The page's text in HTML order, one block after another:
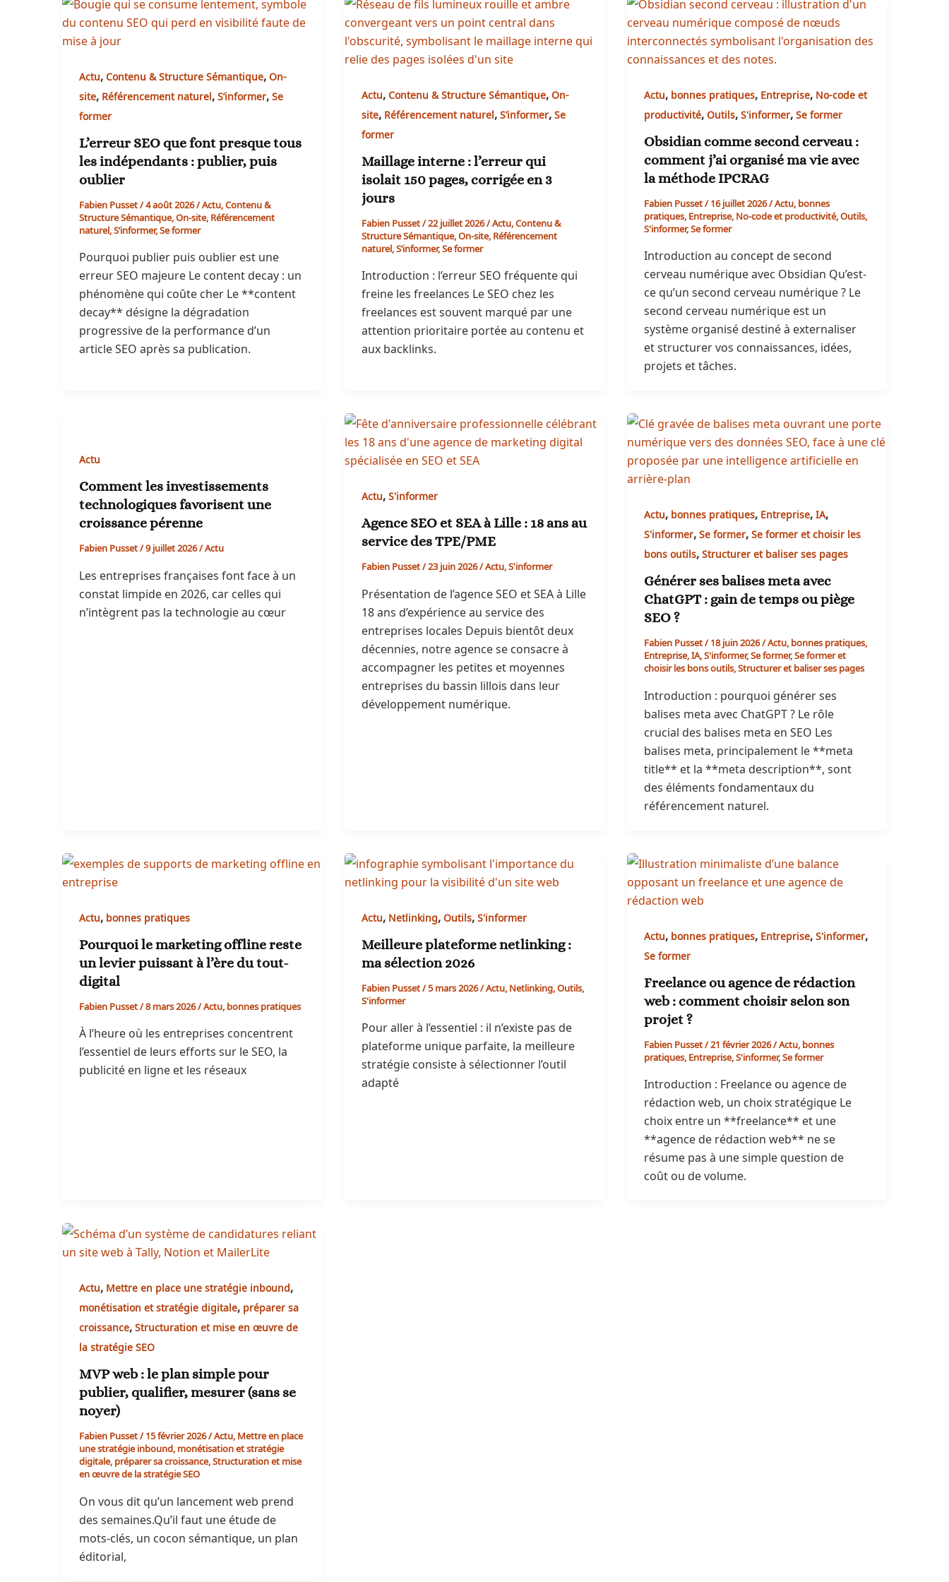
Actu,Contenu & Structure Sémantique,On-
site, Référencement naturel,S’informer,Se
former
L’erreur SEO que font presque tous
les indépendants : publier, puis
oublier
Fabien Pusset/4 août 2026/Actu,Contenu &
Structure Sémantique,On-site,Référencement
naturel,S’informer,Se former
Pourquoi publier puis oublier est une
erreur SEO majeure Le content decay : un
phénomène qui coûte cher Le **content
decay** désigne la dégradation
progressive de la performance d’un
article SEO après sa publication.
Actu,Contenu & Structure Sémantique,On-
site, Référencement naturel,S’informer,Se
former
Maillage interne : l’erreur qui
isolait 150 pages, corrigée en 3
jours
Fabien Pusset/22 juillet 2026/Actu,Contenu &
Structure Sémantique,On-site,Référencement
naturel,S’informer,Se former
Introduction : l’erreur SEO fréquente qui
freine les freelances Le SEO chez les
freelances est souvent marqué par une
attention prioritaire portée au contenu et
aux backlinks.
Actu, bonnes pratiques, Entreprise, No-code et
productivité,Outils,S'informer,Se former
Obsidian comme second cerveau :
comment j’ai organisé ma vie avec
la méthode IPCRAG
Fabien Pusset/16 juillet 2026/Actu,bonnes
pratiques,Entreprise,No-code et productivité,Outils,
S'informer,Se former
Introduction au concept de second
cerveau numérique avec Obsidian Qu’est-
ce qu’un second cerveau numérique ? Le
second cerveau numérique est un
système organisé destiné à externaliser
et structurer vos connaissances, idées,
projets et tâches.
Actu
Comment les investissements
technologiques favorisent une
croissance pérenne
Fabien Pusset/9 juillet 2026/Actu
Les entreprises françaises font face à un
constat limpide en 2026, car celles qui
n’intègrent pas la technologie au cœur
Actu,S'informer
Agence SEO et SEA à Lille : 18 ans au
service des TPE/PME
Fabien Pusset/23 juin 2026/Actu,S'informer
Présentation de l’agence SEO et SEA à Lille
18 ans d’expérience au service des
entreprises locales Depuis bientôt deux
décennies, notre agence se consacre à
accompagner les petites et moyennes
entreprises du bassin lillois dans leur
développement numérique.
Actu, bonnes pratiques, Entreprise,IA,
S'informer,Se former,Se former et choisir les
bons outils,Structurer et baliser ses pages
Générer ses balises meta avec
ChatGPT : gain de temps ou piège
SEO ?
Fabien Pusset/18 juin 2026/Actu,bonnes pratiques,
Entreprise,IA,S'informer,Se former,Se former et
choisir les bons outils,Structurer et baliser ses pages
Introduction : pourquoi générer ses
balises meta avec ChatGPT ? Le rôle
crucial des balises meta en SEO Les
balises meta, principalement le **meta
title** et la **meta description**, sont
des éléments fondamentaux du
référencement naturel.
Actu, bonnes pratiques
Pourquoi le marketing offline reste
un levier puissant à l’ère du tout-
digital
Fabien Pusset/8 mars 2026/Actu,bonnes pratiques
À l’heure où les entreprises concentrent
l’essentiel de leurs efforts sur le SEO, la
publicité en ligne et les réseaux
Actu, Netlinking,Outils,S'informer
Meilleure plateforme netlinking :
ma sélection 2026
Fabien Pusset/5 mars 2026/Actu,Netlinking,Outils,
S'informer
Pour aller à l’essentiel : il n’existe pas de
plateforme unique parfaite, la meilleure
stratégie consiste à sélectionner l’outil
adapté
Actu, bonnes pratiques, Entreprise,S'informer,
Se former
Freelance ou agence de rédaction
web : comment choisir selon son
projet ?
Fabien Pusset/21 février 2026/Actu,bonnes
pratiques,Entreprise,S'informer,Se former
Introduction : Freelance ou agence de
rédaction web, un choix stratégique Le
choix entre un **freelance** et une
**agence de rédaction web** ne se
résume pas à une simple question de
coût ou de volume.
Actu, Mettre en place une stratégie inbound,
monétisation et stratégie digitale, préparer sa
croissance,Structuration et mise en œuvre de
la stratégie SEO
MVP web : le plan simple pour
publier, qualifier, mesurer (sans se
noyer)
Fabien Pusset/15 février 2026/Actu,Mettre en place
une stratégie inbound,monétisation et stratégie
digitale,préparer sa croissance,Structuration et mise
en œuvre de la stratégie SEO
On vous dit qu’un lancement web prend
des semaines.Qu’il faut une étude de
mots-clés, un cocon sémantique, un plan
éditorial,